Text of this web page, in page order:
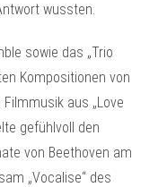
wussten.
sowie das „Trio
Kompositionen von
aus „Love
gefühlvoll den
von Beethoven am
„Vocalise“ des